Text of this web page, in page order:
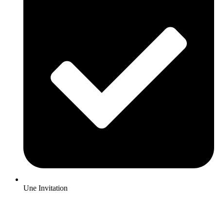
Une Invitation